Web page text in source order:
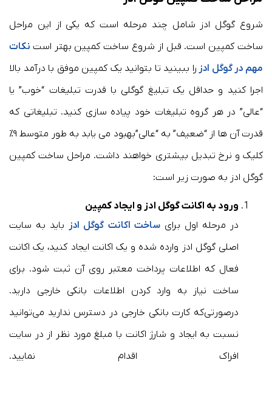
شروع گوگل ادز شامل چند مرحله است که یکی از این مراحل
ساخت کمپین است. قبل از شروع ساخت کمپین بهتر است نکات
مهم در گوگل ادز را ببینید تا بتوانید یک کمپین موفق با درآمد بالا
اجرا کنید و حداقل یک تبلیغ گوگلی با قدرت تبلیغات “خوب” یا
“عالی” در هر گروه تبلیغات خود پیاده سازی کنید. تبلیغاتی که
قدرت آن ها از “ضعیف” به “عالی”بهبود می یابد به طور متوسط ​​۹٪
کلیک و نرخ تبدیل بیشتری خواهند داشت. مراحل ساخت کمپین
گوگل ادز به صورت زیر است:
ورود به اکانت گوگل ادز و ایجاد کمپین
در مرحله اول برایساخت اکانت گوگل ادز باید به سایت
اصلی گوگل ادز وارده شده و یک اکانت ایجاد کنید، یک اکانت
فعال که اطلاعات پرداخت معتبر روی آن ثبت شود. برای
ساخت نیاز به وارد کردن اطلاعات بانکی خارجی دارید.
درصورتی‌که کارت بانکی خارجی در دسترس ندارید می‌توانید
نسبت به ایجاد و شارژ اکانت با مبلغ مورد نظر از در سایت
افراک اقدام نمایید.